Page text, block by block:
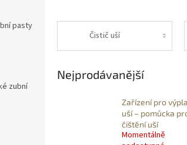
pasty
zubní
Čistič uší
Nejprodávanější
Zařízení pro
uší – pomůcka
čištění uší
Momentálně